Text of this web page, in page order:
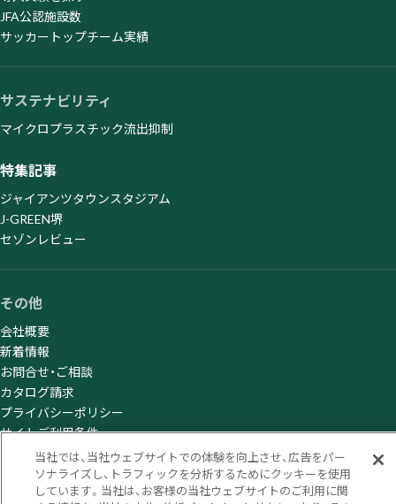
JFA公認施設数
サッカートップチーム実績
サステナビリティ
マイクロプラスチック流出抑制
特集記事
ジャイアンツタウンスタジアム
J-GREEN堺
セゾンレビュー
その他
会社概要
新着情報
お問合せ・ご相談
カタログ請求
プライバシーポリシー
サイトご利用条件
当社では、当社ウェブサイトでの体験を向上させ、広告をパー
ソナライズし、トラフィックを分析するためにクッキーを使用
しています。当社は、お客様の当社ウェブサイトのご利用に関